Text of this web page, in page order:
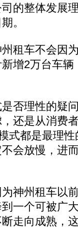
的整体发展
。
车不会因
增2万台车
理性的疑
还是从消费
式都是最理
会放慢，进
州租车以前
一个可被广
走向成熟，